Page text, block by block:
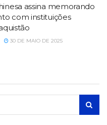
assina memorando
com instituições
30 DE MAIO DE 2025